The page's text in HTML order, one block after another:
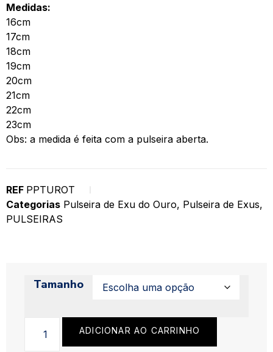
Medidas:
16cm
17cm
18cm
19cm
20cm
21cm
22cm
23cm
Obs: a medida é feita com a pulseira aberta.
REF PPTUROT
Categorias Pulseira de Exu do Ouro, Pulseira de Exus,
PULSEIRAS
Tamanho
ADICIONAR AO CARRINHO